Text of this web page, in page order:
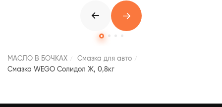
МАСЛО В БОЧКАХ
Смазка для авто
Смазка WEGO Солидол Ж, 0,8кг